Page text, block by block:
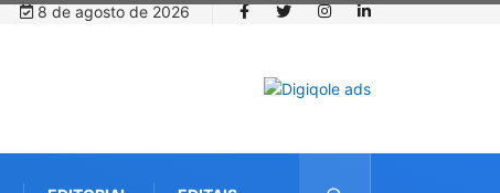
8 de agosto de 2026